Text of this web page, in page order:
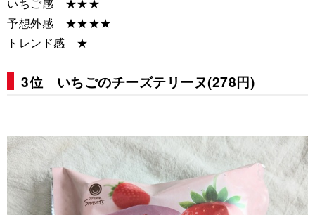
いちご感 ★★★
予想外感 ★★★★
トレンド感 ★
3位 いちごのチーズテリーヌ(278円)